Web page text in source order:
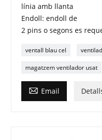
línia amb llanta
Endoll: endoll de
2 pins o segons es
ventall blau cel
magatzem ventilador usat
 Email